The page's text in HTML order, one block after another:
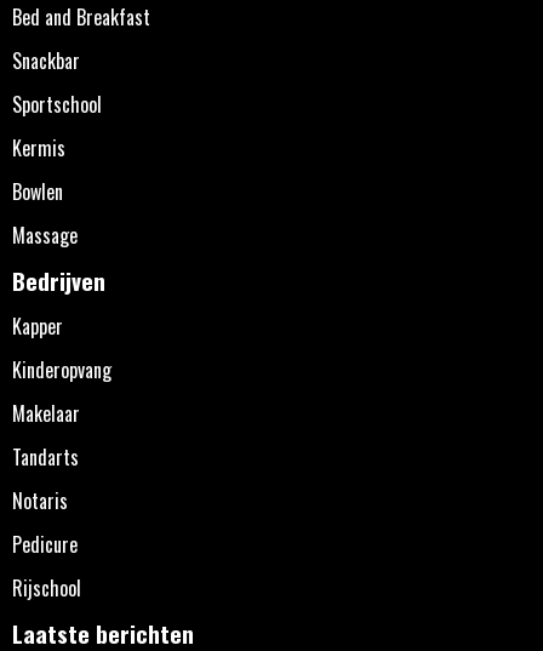
Bed and Breakfast
Snackbar
Sportschool
Kermis
Bowlen
Massage
Bedrijven
Kapper
Kinderopvang
Makelaar
Tandarts
Notaris
Pedicure
Rijschool
Laatste berichten